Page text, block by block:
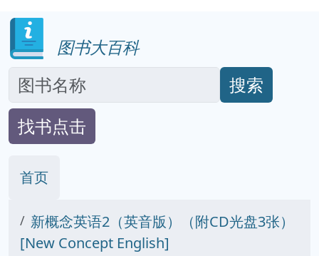
图书大百科
搜索
找书点击
首页
新概念英语2（英音版）（附CD光盘3张）
[New Concept English]